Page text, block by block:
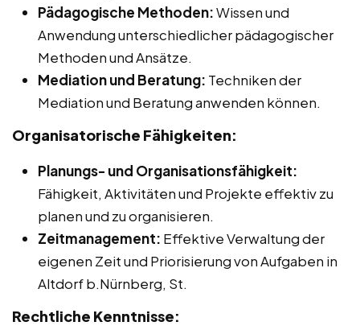
Pädagogische Methoden:Wissen und
Anwendung unterschiedlicher pädagogischer
Methoden und Ansätze.
Mediation und Beratung: Techniken der
Mediation und Beratung anwenden können.
Organisatorische Fähigkeiten:
Planungs- und Organisationsfähigkeit:
Fähigkeit, Aktivitäten und Projekte effektiv zu
planen und zu organisieren.
Zeitmanagement: Effektive Verwaltung der
eigenen Zeit und Priorisierung von Aufgaben in
Altdorf b.Nürnberg, St.
Rechtliche Kenntnisse: